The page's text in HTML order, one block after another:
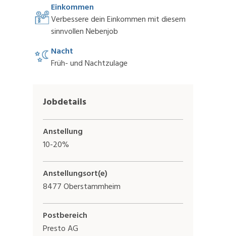
Einkommen
Verbessere dein Einkommen mit diesem
sinnvollen Nebenjob
Nacht
Früh- und Nachtzulage
Jobdetails
Anstellung
10-20%
Anstellungsort(e)
8477 Oberstammheim
Postbereich
Presto AG